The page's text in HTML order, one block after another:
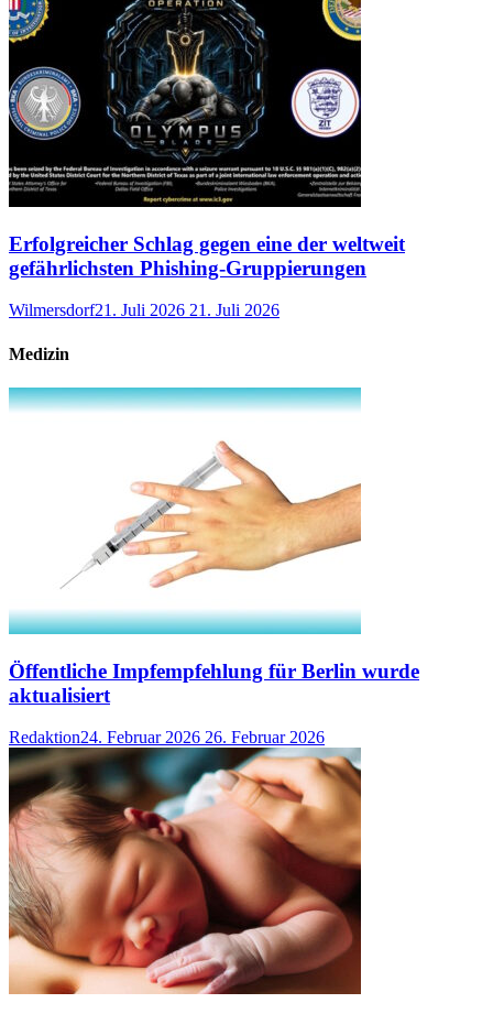
Erfolgreicher Schlag gegen eine der weltweit
gefährlichsten Phishing-Gruppierungen
Wilmersdorf21. Juli 2026 21. Juli 2026
Medizin
Öffentliche Impfempfehlung für Berlin wurde
aktualisiert
Redaktion24. Februar 2026 26. Februar 2026